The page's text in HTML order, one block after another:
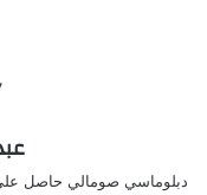
دبلوماسي صومالي حاصل على